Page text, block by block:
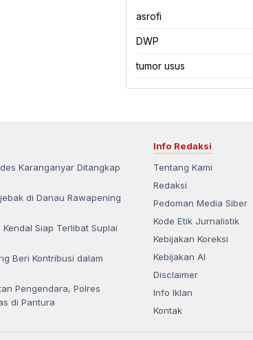
asrofi
DWP
tumor usus
Karanganyar Ditangkap
di Danau Rawapening
Siap Terlibat Suplai
Beri Kontribusi dalam
Pengendara, Polres
di Pantura
Info Redaksi
Tentang Kami
Redaksi
Pedoman Media Siber
Kode Etik Jurnalistik
Kebijakan Koreksi
Kebijakan AI
Disclaimer
Info Iklan
Kontak